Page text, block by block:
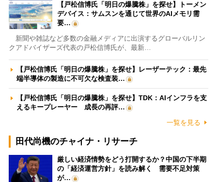
【戸松信博氏「明日の爆騰株」を探せ】トーメン
デバイス：サムスンを通じて世界のAIメモリ需
要…
新聞や雑誌など多数の金融メディアに出演するグローバルリン
クアドバイザーズ代表の戸松信博氏が、最新…
【戸松信博氏「明日の爆騰株」を探せ】レーザーテック：最先
端半導体の製造に不可欠な検査装…
【戸松信博氏「明日の爆騰株」を探せ】TDK：AIインフラを支
えるキープレーヤー 成長の再評…
一覧を見る
田代尚機のチャイナ・リサーチ
厳しい経済情勢をどう打開するか？中国の下半期
の「経済運営方針」を読み解く 需要不足対策
が…